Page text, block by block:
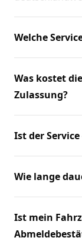
Welche
Was kostet
Zulassung?
Ist der
Wie lange
Ist mein